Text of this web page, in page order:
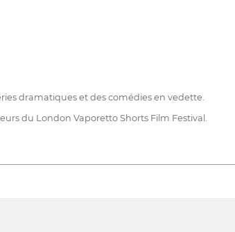
dramatiques et des comédies en vedette.
du London Vaporetto Shorts Film Festival.